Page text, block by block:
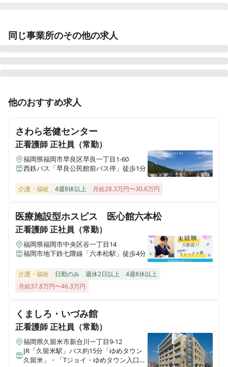
福岡県北九州市門司区大字畑1543番1号
さわやか横浜栄館
さわやか新居浜館デイサービスセンター
愛媛県新居浜市東田3丁目乙11-77
福岡県北九州市若松区浜町1丁目11番13号
さわやか春日館
福岡県春日市上白水4-11
さわやか宗像館
福岡県宗像市石丸1丁目13-2
福岡県宗像市自由ヶ丘2丁目17－1
同じ事業所のその他の求人
正看護師 正社員（常勤）
【北九州市若松区】介護付有料老人ホームでのお仕事◎
度！
他のおすすめ求人
さわら老健センター
正看護師正社員（常勤）
福岡県福岡市早良区早良一丁目1-60
西鉄バス「早良公民館前バス停」徒歩1分
介護・福祉 4週8休以上 月給28.3万円〜30.6万円
医療施設型ホスピス 医心館六本松
正看護師正社員（常勤）
福岡県福岡市中央区谷一丁目14
福岡市地下鉄七隈線「六本松駅」徒歩4分
介護・福祉 日勤のみ 週休2日以上
4週8休以上
月給37.8万円〜46.3万円
くましろ・いづみ館
正看護師正社員（常勤）
福岡県久留米市新合川一丁目9-12
JR「久留米駅」バス約15分「ゆめタウン
久留米」・「Tジョイ・ゆめタウン入口」